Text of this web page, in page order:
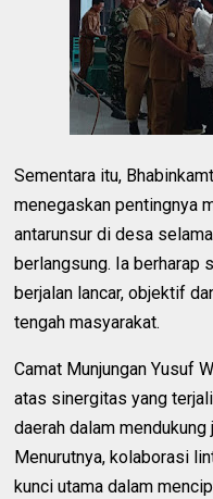
Sementara itu,
menegaskan pentingnya
antarunsur di desa
berlangsung. Ia berharap
berjalan lancar, objektif
tengah masyarakat.
Camat Munjungan Yusuf
atas sinergitas yang
daerah dalam
Menurutnya, kolaborasi
kunci utama dalam